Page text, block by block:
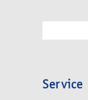
Service